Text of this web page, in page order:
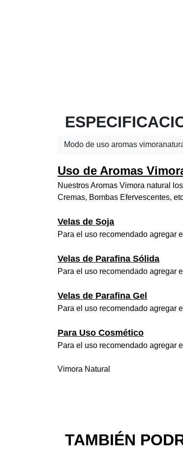
Uso de Aromas
Nuestros Aromas Vimora natural
Cremas, Bombas Efervescentes,
Velas de Soja
Para el uso recomendado agregar
Velas de Parafina Sólida
Para el uso recomendado agregar
Velas de Parafina Gel
Para el uso recomendado agregar
Para Uso Cosmético
Para el uso recomendado agregar
Vimora Natural
Modo de uso aromas
TAMBIÉN